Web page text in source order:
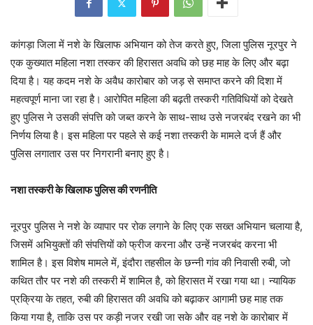
कांगड़ा जिला में नशे के खिलाफ अभियान को तेज करते हुए, जिला पुलिस नूरपुर ने
एक कुख्यात महिला नशा तस्कर की हिरासत अवधि को छह माह के लिए और बढ़ा
दिया है। यह कदम नशे के अवैध कारोबार को जड़ से समाप्त करने की दिशा में
महत्वपूर्ण माना जा रहा है। आरोपित महिला की बढ़ती तस्करी गतिविधियों को देखते
हुए पुलिस ने उसकी संपत्ति को जब्त करने के साथ-साथ उसे नजरबंद रखने का भी
निर्णय लिया है। इस महिला पर पहले से कई नशा तस्करी के मामले दर्ज हैं और
पुलिस लगातार उस पर निगरानी बनाए हुए है।
नशा तस्करी के खिलाफ पुलिस की रणनीति
नूरपुर पुलिस ने नशे के व्यापार पर रोक लगाने के लिए एक सख्त अभियान चलाया है,
जिसमें अभियुक्तों की संपत्तियों को फ्रीज करना और उन्हें नजरबंद करना भी
शामिल है। इस विशेष मामले में, इंदौरा तहसील के छन्नी गांव की निवासी रुबी, जो
कथित तौर पर नशे की तस्करी में शामिल है, को हिरासत में रखा गया था। न्यायिक
प्रक्रिया के तहत, रुबी की हिरासत की अवधि को बढ़ाकर आगामी छह माह तक
किया गया है, ताकि उस पर कड़ी नजर रखी जा सके और वह नशे के कारोबार में